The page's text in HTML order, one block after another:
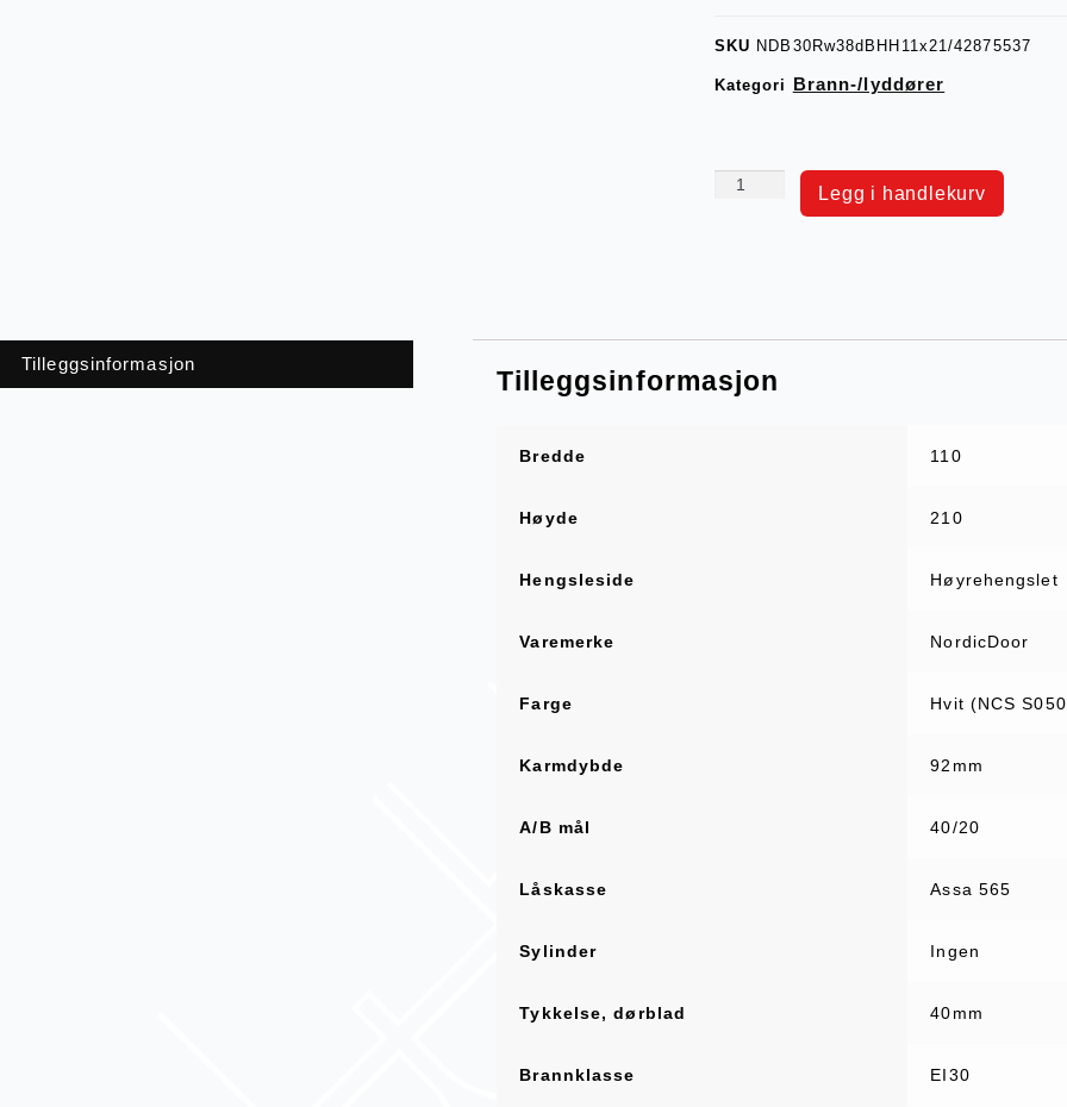
SKU NDB30Rw38dBHH11x21/42875537
Kategori Brann-/lyddører
Legg i handlekurv
Tilleggsinformasjon
Tilleggsinformasjon
Bredde 110
Høyde 210
Hengsleside Høyrehengslet
Varemerke NordicDoor
Farge Hvit (NCS
Karmdybde 92mm
A/B mål 40/20
Låskasse Assa 565
Sylinder Ingen
Tykkelse, dørblad 40mm
Brannklasse EI30